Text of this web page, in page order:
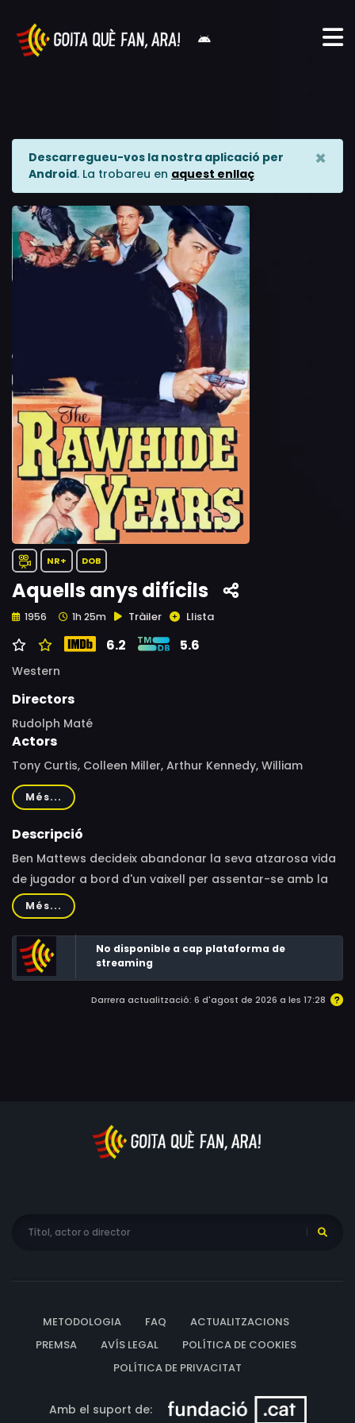
Descarregueu-vos la nostra aplicació per
Android. La trobareu en aquest enllaç
×
NR+ DOB
Aquells anys difícils
1956 1h 25m Tràiler Llista
6.2 5.6
Western
Directors
Rudolph Maté
Actors
Tony Curtis, Colleen Miller, Arthur Kennedy, William
Demarest, William Gargan, Peter van Eyck, Minor Watson,
Donald Randolph, Robert J. Wilke, Trevor Bardette,
James Anderson, Robert Foulk, Chubby Johnson, Leigh
Més...
Descripció
Ben Mattews decideix abandonar la seva atzarosa vida
de jugador a bord d'un vaixell per assentar-se amb la
seva xicota Zoe a Galena. Però quan Ben és acusat d'un
assassinat que no ha comès, es veu forçat a fugir de la
ciutat. Al cap de molts anys, decideix tornar per trobar-
se amb Zoe, però, sobretot per trobar el culpable i
netejar-ne el nom.
Més...
No disponible a cap plataforma de
streaming
Darrera actualització: 6 d'agost de 2026 a les 17:28
METODOLOGIA FAQ
ACTUALITZACIONS
PREMSA
AVÍS LEGAL
POLÍTICA DE COOKIES
POLÍTICA DE PRIVACITAT
Amb el suport de: